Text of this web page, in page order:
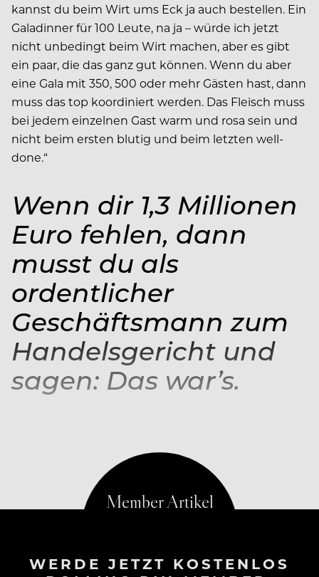
kannst du beim Wirt ums Eck ja auch bestellen. Ein
Galadinner für 100 Leute, na ja – würde ich jetzt
nicht unbedingt beim Wirt machen, aber es gibt
ein paar, die das ganz gut können. Wenn du aber
eine Gala mit 350, 500 oder mehr Gästen hast, dann
muss das top koordiniert werden. Das Fleisch muss
bei jedem einzelnen Gast warm und rosa sein und
nicht beim ersten blutig und beim letzten well-
done.“
Wenn dir 1,3 Millionen
Euro fehlen, dann
musst du als
ordentlicher
Geschäftsmann zum
Handelsgericht und
sagen: Das war’s.
WERDE JETZT KOSTENLOS